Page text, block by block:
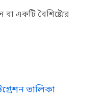
একটি বৈশিষ্ট্যের
তালিকা